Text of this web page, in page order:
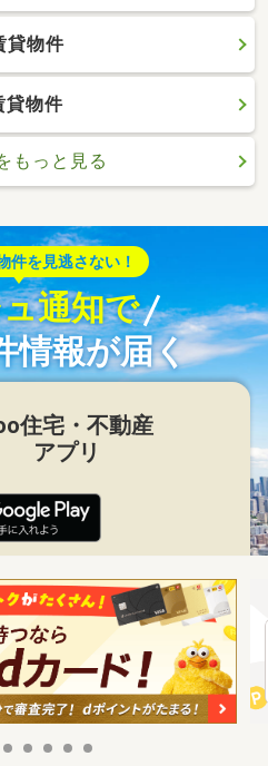
貸物件
貸物件
もっと見る
件を見逃さない！
通知で
情報が届く
住宅・不動産
アプリ